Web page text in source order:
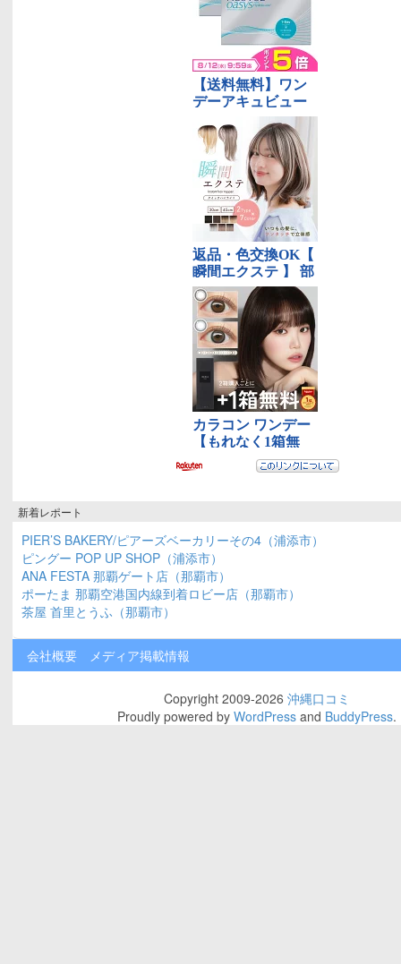
新着レポート
PIER’S BAKERY/ピアーズベーカリーその4（浦添市）
ピングー POP UP SHOP（浦添市）
ANA FESTA 那覇ゲート店（那覇市）
ポーたま 那覇空港国内線到着ロビー店（那覇市）
茶屋 首里とうふ（那覇市）
会社概要 メディア掲載情報
Copyright 2009-2026 沖縄口コミ
Proudly powered by WordPressand BuddyPress.